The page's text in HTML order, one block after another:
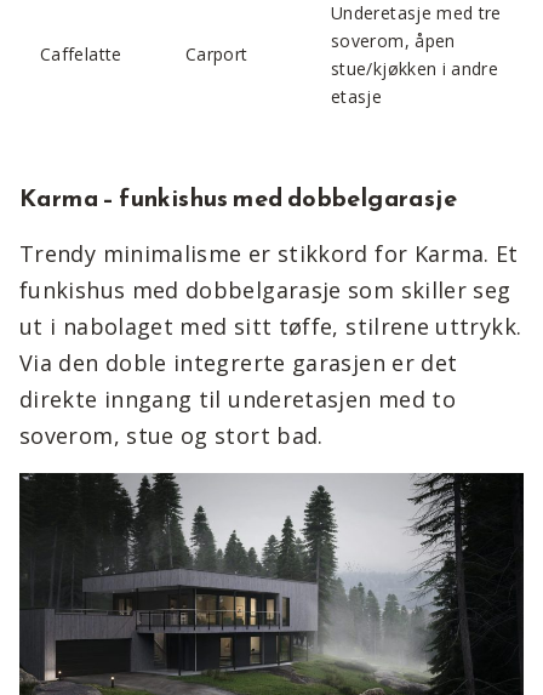
Caffelatte Carport
Underetasje med tre
soverom, åpen
stue/kjøkken i andre
etasje
Karma – funkishus med dobbelgarasje
Trendy minimalisme er stikkord for Karma. Et
funkishus med dobbelgarasje som skiller seg
ut i nabolaget med sitt tøffe, stilrene uttrykk.
Via den doble integrerte garasjen er det
direkte inngang til underetasjen med to
soverom, stue og stort bad.